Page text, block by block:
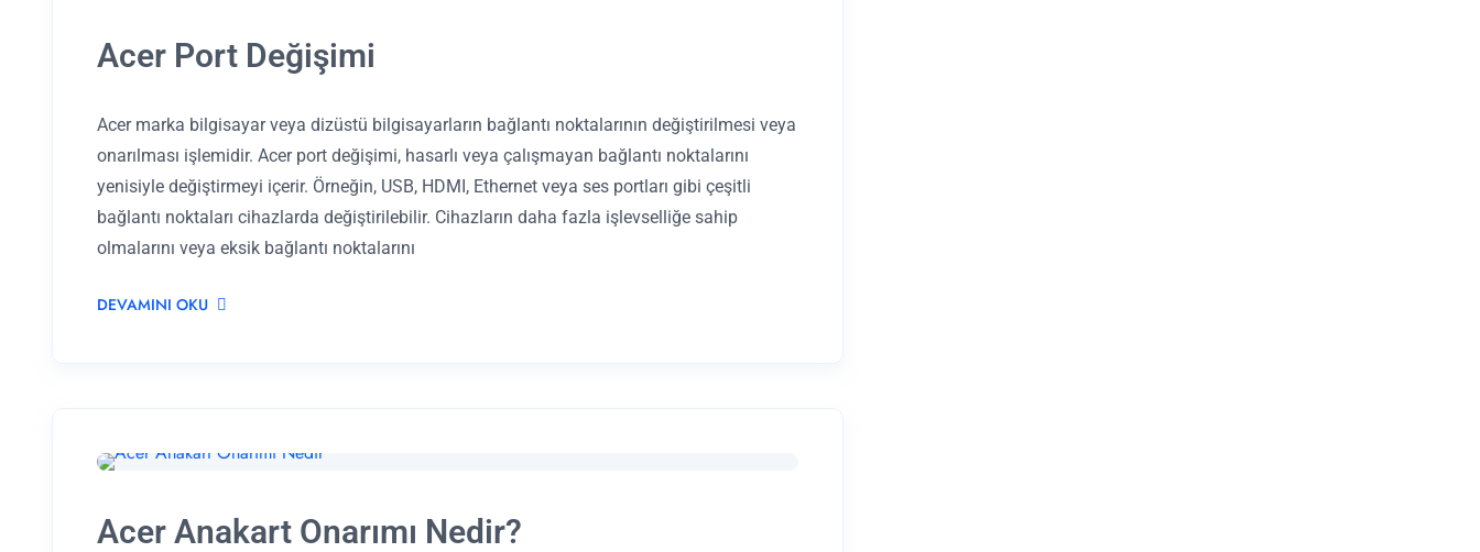
Acer Port Değişimi
Acer marka bilgisayar veya dizüstü bilgisayarların bağlantı noktalarının değiştirilmesi veya
onarılması işlemidir. Acer port değişimi, hasarlı veya çalışmayan bağlantı noktalarını
yenisiyle değiştirmeyi içerir. Örneğin, USB, HDMI, Ethernet veya ses portları gibi çeşitli
bağlantı noktaları cihazlarda değiştirilebilir. Cihazların daha fazla işlevselliğe sahip
olmalarını veya eksik bağlantı noktalarını
DEVAMINI OKU
Acer Anakart Onarımı Nedir?